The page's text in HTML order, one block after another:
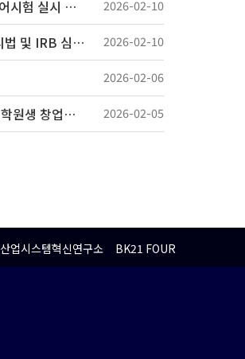
[Important] 2026학년도 1학기 외국인학생 한국어시험 실시 계획 안내 (응시원서 제출 ~ 3/4) 2026-02-10
2026년도 제1차 「찾아가는 연구자 교육: 생명윤리법 및 IRB 심의의뢰서 작성법」 교육 안내 2026-02-10
2026-02-06
2026년도「실험실 특화형 창업선도대학」사업 대학원생 창업동아리 모집 안내 2026-02-05
산업시스템혁신연구소 BK21 FOUR